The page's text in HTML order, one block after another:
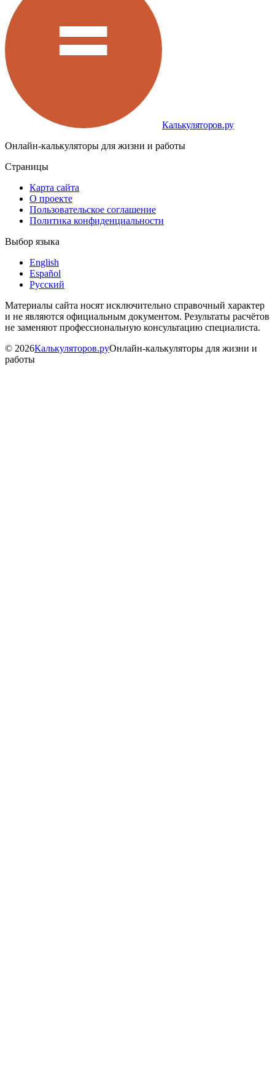
Калькуляторов.ру
Онлайн-калькуляторы для жизни и работы
Страницы
Карта сайта
О проекте
Пользовательское соглашение
Политика конфиденциальности
Выбор языка
English
Español
Русский
Материалы сайта носят исключительно справочный характер
и не являются официальным документом. Результаты расчётов
не заменяют профессиональную консультацию специалиста.
© 2026Калькуляторов.руОнлайн-калькуляторы для жизни и
работы